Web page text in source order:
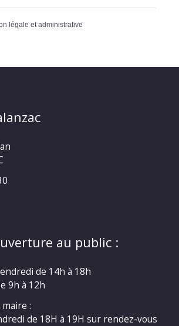
légale et administrative
au public :
de 14h à 18h
9h à 12h
:
de 18H à 19H sur rendez-vous